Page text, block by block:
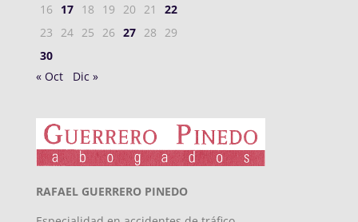
16
17 18 19 20 21
22
23
24 25 26 27 28
29
30
« Oct
Dic »
RAFAEL GUERRERO PINEDO